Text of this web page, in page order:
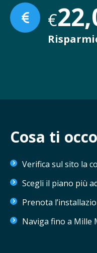
€
Cosa ti
Verifica sul sito la
Scegli il piano più
Prenota
Naviga fino a Mille